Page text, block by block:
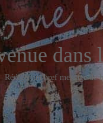
dans
Rédiger un bref message de